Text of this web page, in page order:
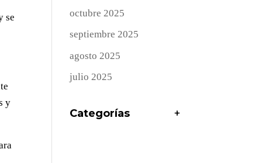
se
y
octubre 2025
septiembre 2025
agosto 2025
julio 2025
Categorías +